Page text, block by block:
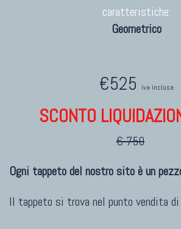
caratteristiche:
Geometrico
€525 iva inclusa
SCONTO
€ 750
Ogni tappeto del nostro sito è un
Il tappeto si trova nel punto vendita di